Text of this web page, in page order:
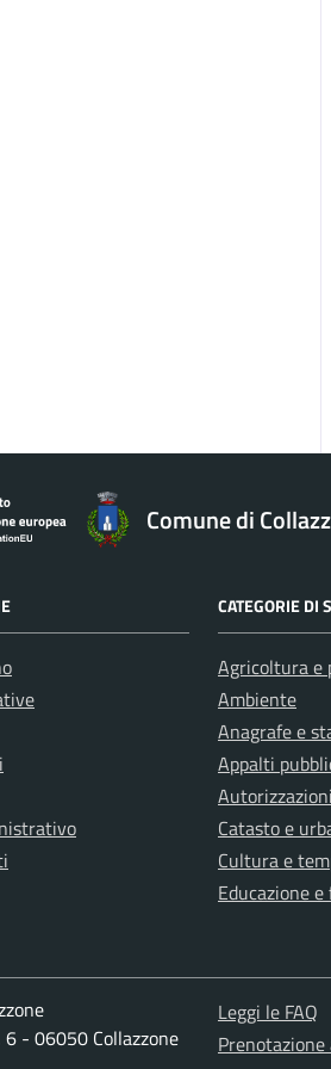
Comune di
CATEGORIE DI
Agricoltura e
Ambiente
Anagrafe e
Appalti
Autorizzazioni
Catasto e
Cultura e
Educazione
6 - 06050 Collazzone
Leggi le FAQ